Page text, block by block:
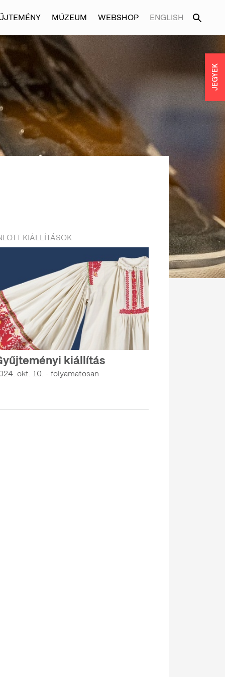
MÚZEUM WEBSHOP ENGLISH
KIÁLLÍTÁSOK
kiállítás
okt. 10. - folyamatosan
JEGYEK